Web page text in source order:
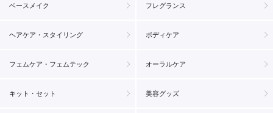
ベースメイク フレグランス
ヘアケア・スタイリング ボディケア
フェムケア・フェムテック オーラルケア
キット・セット 美容グッズ